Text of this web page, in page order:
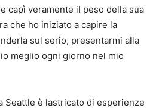
capì veramente il peso della sua
che ho iniziato a capire la
sul serio, presentarmi alla
meglio ogni giorno nel mio
Seattle è lastricato di esperienze